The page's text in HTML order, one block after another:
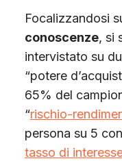
Focalizzandosi
conoscenze, si
intervistato su
“potere
65% del
“rischio-
persona su 5
tasso di